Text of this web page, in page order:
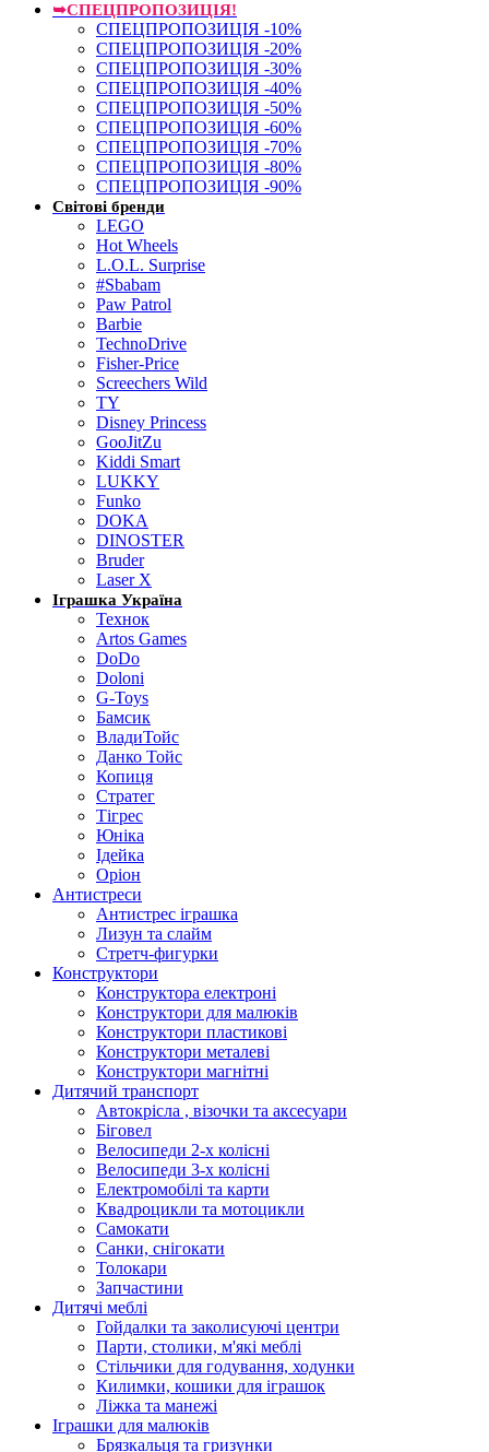
➥СПЕЦПРОПОЗИЦІЯ!
СПЕЦПРОПОЗИЦІЯ -10%
СПЕЦПРОПОЗИЦІЯ -20%
СПЕЦПРОПОЗИЦІЯ -30%
СПЕЦПРОПОЗИЦІЯ -40%
СПЕЦПРОПОЗИЦІЯ -50%
СПЕЦПРОПОЗИЦІЯ -60%
СПЕЦПРОПОЗИЦІЯ -70%
СПЕЦПРОПОЗИЦІЯ -80%
СПЕЦПРОПОЗИЦІЯ -90%
Світові бренди
LEGO
Hot Wheels
L.O.L. Surprise
#Sbabam
Paw Patrol
Barbie
TechnoDrive
Fisher-Price
Screechers Wild
TY
Disney Princess
GooJitZu
Kiddi Smart
LUKKY
Funko
DOKA
DINOSTER
Bruder
Laser X
Іграшка Україна
Технок
Artos Games
DoDo
Doloni
G-Toys
Бамсик
ВладиТойс
Данко Тойс
Копиця
Стратег
Тігрес
Юніка
Ідейка
Оріон
Антистреси
Антистрес іграшка
Лизун та слайм
Стретч-фигурки
Конструктори
Конструктора електроні
Конструктори для малюків
Конструктори пластикові
Конструктори металеві
Конструктори магнітні
Дитячий транспорт
Автокрісла , візочки та аксесуари
Біговел
Велосипеди 2-х колісні
Велосипеди 3-х колісні
Електромобілі та карти
Квадроцикли та мотоцикли
Самокати
Санки, снігокати
Толокари
Запчастини
Дитячі меблі
Гойдалки та заколисуючі центри
Парти, столики, м'які меблі
Стільчики для годування, ходунки
Килимки, кошики для іграшок
Ліжка та манежі
Іграшки для малюків
Брязкальця та гризунки